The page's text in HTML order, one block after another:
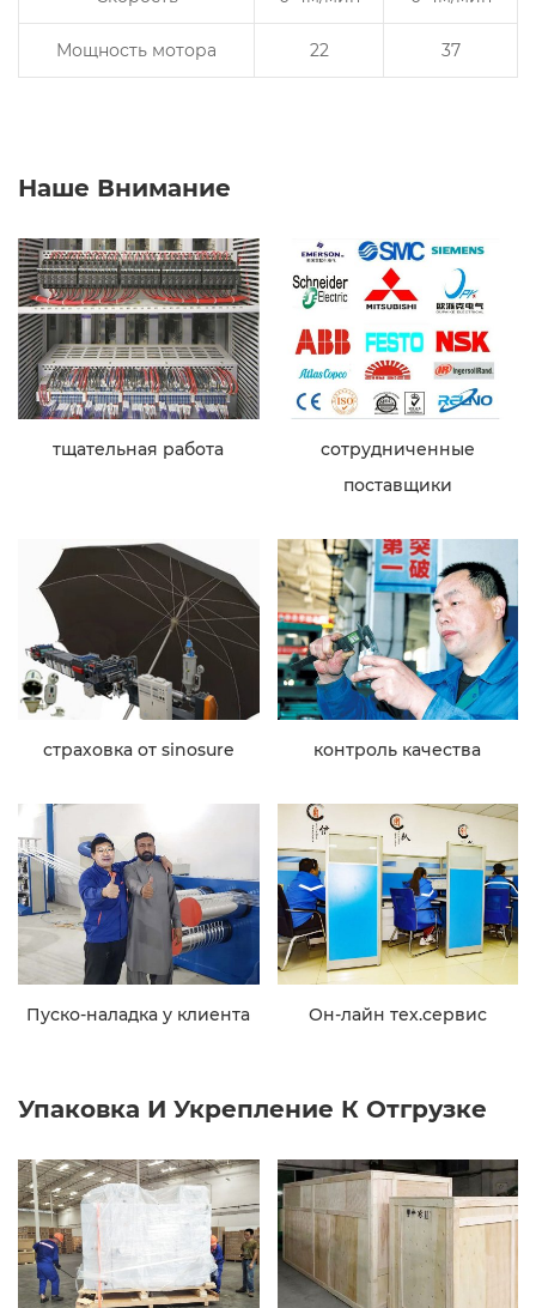
Мощность мотора 22 37
Наше Внимание
тщательная работа
сотрудниченные
поставщики
страховка от sinosure контроль качества
Пуско-наладка у клиента Он-лайн тех.сервис
Упаковка И Укрепление К Отгрузке